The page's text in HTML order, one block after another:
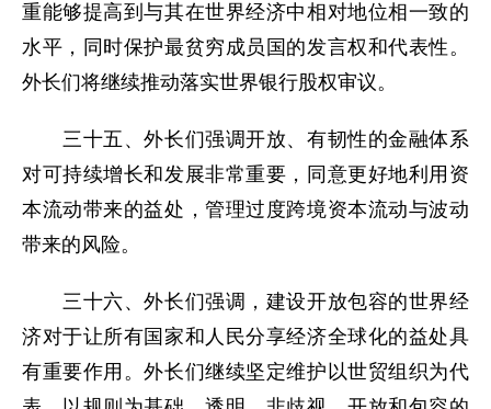
重能够提高到与其在世界经济中相对地位相一致的
水平，同时保护最贫穷成员国的发言权和代表性。
外长们将继续推动落实世界银行股权审议。
三十五、外长们强调开放、有韧性的金融体系
对可持续增长和发展非常重要，同意更好地利用资
本流动带来的益处，管理过度跨境资本流动与波动
带来的风险。
三十六、外长们强调，建设开放包容的世界经
济对于让所有国家和人民分享经济全球化的益处具
有重要作用。外长们继续坚定维护以世贸组织为代